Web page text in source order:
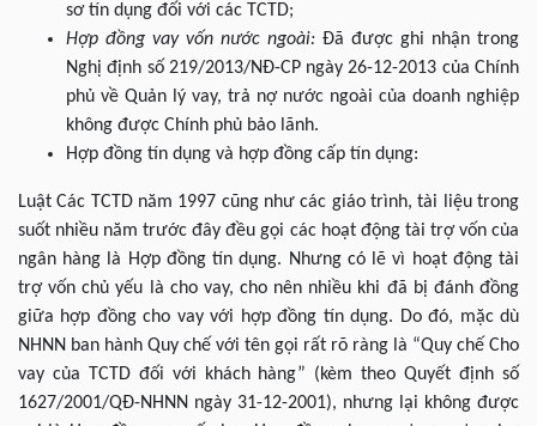
sơ tín dụng đối với các TCTD;
Hợp đồng vay vốn nước ngoài: Đã được ghi nhận trong
Nghị định số 219/2013/NĐ-CP ngày 26-12-2013 của Chính
phủ về Quản lý vay, trả nợ nước ngoài của doanh nghiệp
không được Chính phủ bảo lãnh.
Hợp đồng tín dụng và hợp đồng cấp tín dụng:
Luật Các TCTD năm 1997 cũng như các giáo trình, tài liệu trong
suốt nhiều năm trước đây đều gọi các hoạt động tài trợ vốn của
ngân hàng là Hợp đồng tín dụng. Nhưng có lẽ vì hoạt động tài
trợ vốn chủ yếu là cho vay, cho nên nhiều khi đã bị đánh đồng
giữa hợp đồng cho vay với hợp đồng tín dụng. Do đó, mặc dù
NHNN ban hành Quy chế với tên gọi rất rõ ràng là “Quy chế Cho
vay của TCTD đối với khách hàng” (kèm theo Quyết định số
1627/2001/QĐ-NHNN ngày 31-12-2001), nhưng lại không được